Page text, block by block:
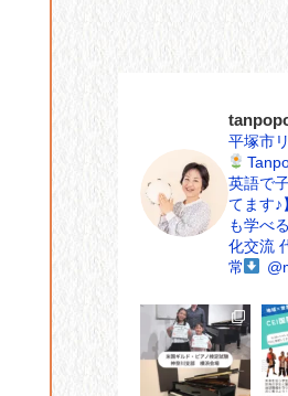
平塚市
英語で
てます♪】
も学べ
化交流
常